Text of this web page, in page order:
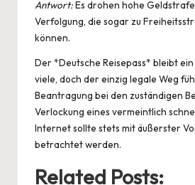
Antwort:Es drohen hohe
Verfolgung, die sogar zu
können.
Der *Deutsche Reisepass* bleibt
viele, doch der einzig legale Weg
Beantragung bei den zuständigen
Verlockung eines vermeintlich
Internet sollte stets mit äußerster
betrachtet werden.
Related Posts: